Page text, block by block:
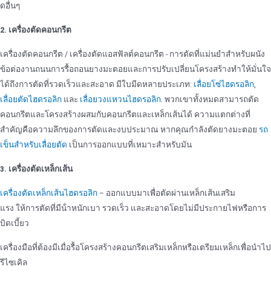
ดอื่นๆ
2. เครื่องตัดคอนกรีต
เครื่องตัดคอนกรีต / เครื่องตัดแอสฟัลต์คอนกรีต - การตัดที่แม่นยําสําหรับผนัง
ข้อต่องานถนนการรื้อถอนยางมะตอยและการปรับเปลี่ยนโครงสร้างทําให้มั่นใจ
ได้ถึงการตัดที่รวดเร็วและสะอาด มีใบมีดหลายประเภท: เลื่อยโซ่ไฮดรอลิก,
เลื่อยตัดไฮดรอลิก และ เลื่อยวงแหวนไฮดรอลิก. พวกเขาทั้งหมดสามารถตัด
คอนกรีตและโครงสร้างผสมกับคอนกรีตและเหล็กเส้นได้ ความแตกต่างที่
สําคัญคือความลึกของการตัดและงบประมาณ หากคุณกําลังตัดยางมะตอย รถ
เข็นสําหรับเลื่อยตัด เป็นการออกแบบที่เหมาะสําหรับมัน
3. เครื่องตัดเหล็กเส้น
เครื่องตัดเหล็กเส้นไฮดรอลิก – ออกแบบมาเพื่อตัดผ่านเหล็กเส้นเสริม
แรง ให้การตัดที่มีน้ําหนักเบา รวดเร็ว และสะอาดโดยไม่มีประกายไฟหรือการ
บิดเบี้ยว
เครื่องมือที่ต้องมีเมื่อรื้อโครงสร้างคอนกรีตเสริมเหล็กหรือเตรียมเหล็กเพื่อนําไป
รีไซเคิล